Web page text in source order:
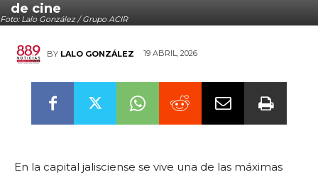
Foto: Lalo González / Grupo ACIR
de cine
BY LALO GONZÁLEZ 19 ABRIL, 2026
En la capital jalisciense se vive una de las máximas